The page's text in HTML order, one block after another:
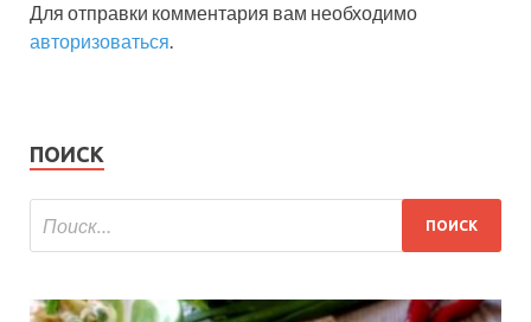
Для отправки комментария вам необходимо
авторизоваться.
ПОИСК